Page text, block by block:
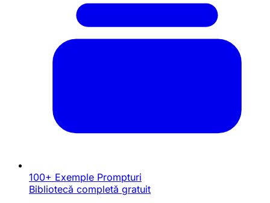
100+ Exemple Prompturi
Bibliotecă completă gratuit